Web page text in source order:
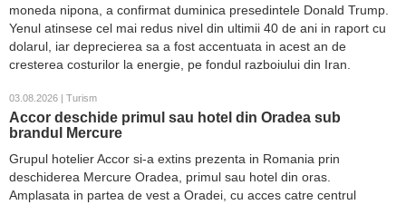
moneda nipona, a confirmat duminica presedintele Donald Trump.
Yenul atinsese cel mai redus nivel din ultimii 40 de ani in raport cu
dolarul, iar deprecierea sa a fost accentuata in acest an de
cresterea costurilor la energie, pe fondul razboiului din Iran.
03.08.2026 | Turism
Accor deschide primul sau hotel din Oradea sub
brandul Mercure
Grupul hotelier Accor si-a extins prezenta in Romania prin
deschiderea Mercure Oradea, primul sau hotel din oras.
Amplasata in partea de vest a Oradei, cu acces catre centrul